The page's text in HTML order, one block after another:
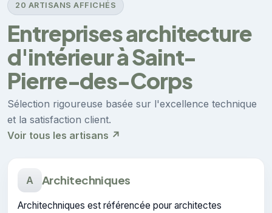
20 ARTISANS AFFICHÉS
Entreprises architecture
d'intérieur à Saint-
Pierre-des-Corps
Sélection rigoureuse basée sur l'excellence technique
et la satisfaction client.
Voir tous les artisans ↗
A Architechniques
Architechniques est référencée pour architectes